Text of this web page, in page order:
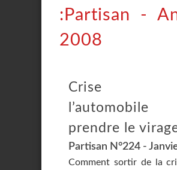
:Partisan -
2008
Crise
prendre le
Partisan N°224 -
Comment sortir de la